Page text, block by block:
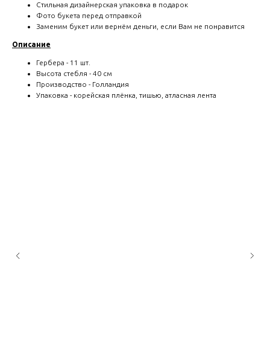
Стильная дизайнерская упаковка в подарок
Фото букета перед отправкой
Заменим букет или вернём деньги, если Вам не понравится
Описание
Гербера - 11 шт.
Высота стебля - 40 см
Производство - Голландия
Упаковка - корейская плёнка, тишью, атласная лента